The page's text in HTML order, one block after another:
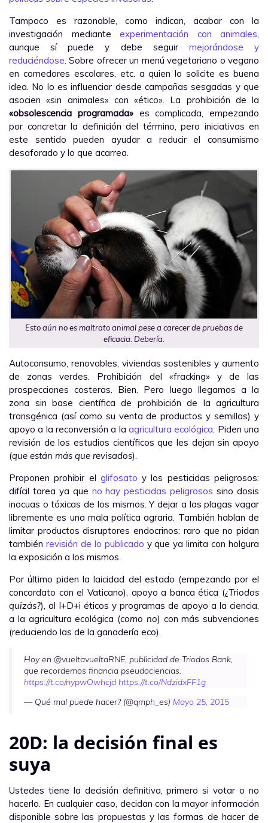
Tampoco es razonable, como indican, acabar con la
investigación mediante experimentación con animales
aunque sí puede y debe seguir mejorándose y
reduciéndose . Sobre ofrecer un menú vegetariano o vegano
en comedores escolares, etc. a quien lo solicite es buena
idea. No lo es influenciar desde campañas sesgadas y que
asocien «sin animales» con «ético». La prohibición de la
«obsolescencia programada»es complicada, empezando
por concretar la definición del término, pero iniciativas en
este sentido pueden ayudar a reducir el consumismo
desaforado y lo que acarrea.
Esto aún no es maltrato animal pese a carecer de pruebas de
eficacia. Debería.
Autoconsumo, renovables, viviendas sostenibles y aumento
de zonas verdes. Prohibición del «fracking» y de las
prospecciones costeras. Bien. Pero luego llegamos a la
zona sin base científica de prohibición de la agricultura
transgénica (así como su venta de productos y semillas) y
apoyo a la reconversión a la agricultura ecológica . Piden una
revisión de los estudios científicos que les dejan sin apoyo
(que están más que revisados).
Proponen prohibir el glifosato y los pesticidas peligrosos:
difícil tarea ya que no hay pesticidas peligrosos sino dosis
inocuas o tóxicas de los mismos. Y dejar a las plagas vagar
libremente es una mala política agraria. También hablan de
limitar productos disruptores endocrinos: raro que no pidan
también revisión de lo publicado y que ya limita con holgura
la exposición a los mismos.
Por último piden la laicidad del estado (empezando por el
concordato con el Vaticano), apoyo a banca ética (¿Triodos
quizás?), al I+D+i éticos y programas de apoyo a la ciencia,
a la agricultura ecológica (como no) con más subvenciones
(reduciendo las de la ganadería eco).
Hoy en @vueltavueltaRNE, publicidad de Triodos Bank,
que recordemos financia pseudociencias.
https://t.co/nypwOwhcjd https://t.co/NdzidxFF1g
— Qué mal puede hacer? (@qmph_es) Mayo 25, 2015
20D: la decisión final es
suya
Ustedes tiene la decisión definitiva, primero si votar o no
hacerlo. En cualquier caso, decidan con la mayor información
disponible sobre las propuestas y las formas de hacer de